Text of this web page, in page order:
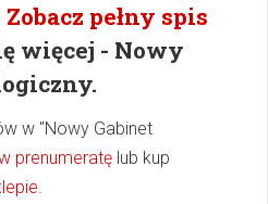
Zobacz pełny spis
więcej - Nowy
w "Nowy Gabinet
prenumeratę lub kup
.